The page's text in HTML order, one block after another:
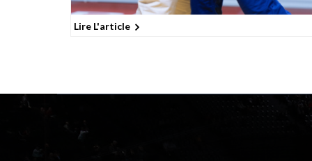
Lire L'article